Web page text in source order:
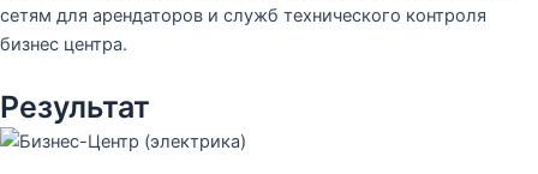
сетям для арендаторов и служб технического контроля
бизнес центра.
Результат